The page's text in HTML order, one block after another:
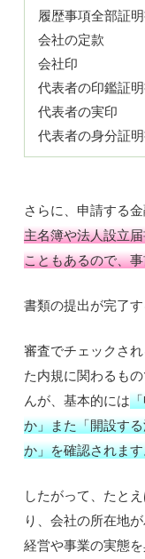
履歴事項全部証
会社の定款
会社印
代表者の印鑑証
代表者の実印
代表者の身分証
さらに、申請する
主名簿や法人設立
こともあるので、
書類の提出が完了す
審査でチェックさ
た内規に関わるも
んが、基本的には
か」また「開設す
か」を確認されま
したがって、たと
り、会社の所在地
経営や事業の実態